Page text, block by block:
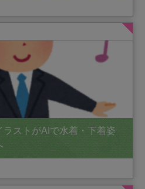
ラストがAIで水着・下着姿